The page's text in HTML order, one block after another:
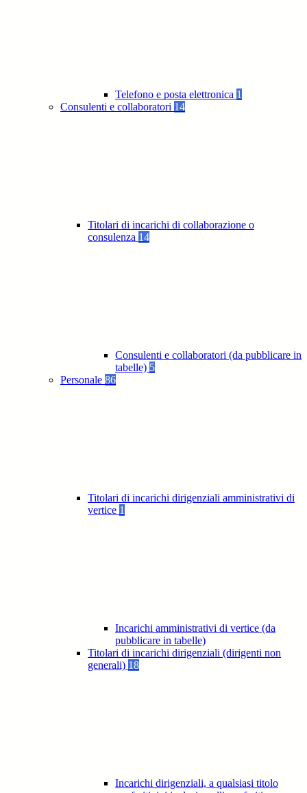
Telefono e posta elettronica 1
Consulenti e collaboratori 14
Titolari di incarichi di collaborazione o
consulenza 14
Consulenti e collaboratori (da pubblicare in
tabelle) 5
Personale 86
Titolari di incarichi dirigenziali amministrativi di
vertice 1
Incarichi amministrativi di vertice (da
pubblicare in tabelle)
Titolari di incarichi dirigenziali (dirigenti non
generali) 18
Incarichi dirigenziali, a qualsiasi titolo